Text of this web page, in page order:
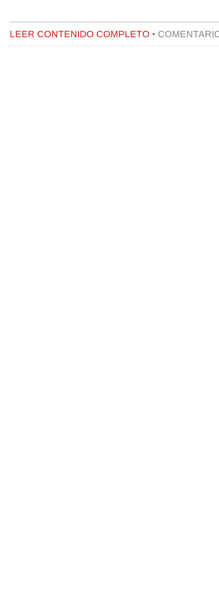
LEER CONTENIDO COMPLETO •